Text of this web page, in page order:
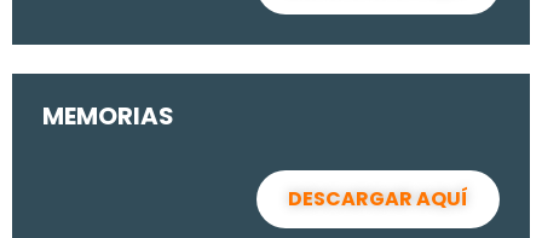
MEMORIAS
DESCARGAR AQUÍ